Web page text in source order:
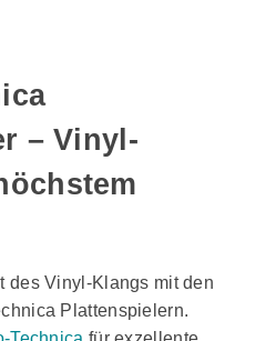
– Vinyl-
des Vinyl-Klangs mit den
Plattenspielern.